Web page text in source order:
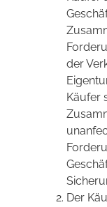
der
Käufer
Der